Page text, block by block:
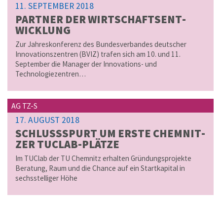
11. SEPTEMBER 2018
PART­NER DER WIRT­SCHAFT­S­ENT­
WICK­LUNG
Zur Jahreskonferenz des Bundesverbandes deutscher
Innovationszentren (BVIZ) trafen sich am 10. und 11.
September die Manager der Innovations- und
Technologiezentren…
AG TZ-S
17. AUGUST 2018
SCHLUSS­S­PURT UM ERSTE CHEM­NIT­
ZER TUCLAB-PLÄTZE
Im TUClab der TU Chemnitz erhalten Gründungsprojekte
Beratung, Raum und die Chance auf ein Startkapital in
sechsstelliger Höhe